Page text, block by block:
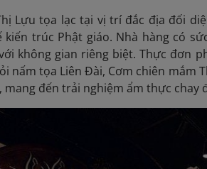
Lựu tọa lạc tại vị trí đắc địa đối
trúc Phật giáo. Nhà hàng có
không gian riêng biệt. Thực đơn
nấm tọa Liên Đài, Cơm chiên mắm
mang đến trải nghiệm ẩm thực chay